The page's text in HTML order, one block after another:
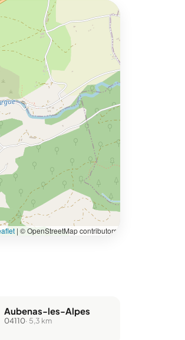
| © OpenStreetMap contributors
Aubenas-les-Alpes
04110· 5,3 km